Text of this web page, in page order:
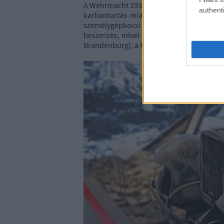
A Wehrmacht 1934-től szabványosított
karbantartás miatt. Ennek érdekében
személygépkocsi kategóriát alakították
beszerzés, mivel a BMW (Werk
Brandenburg), a Ford Germany, valamint